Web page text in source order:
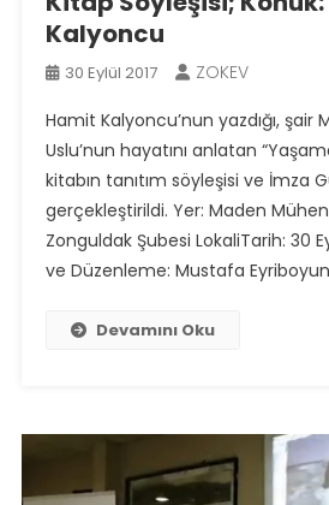
Kalyoncu
30 Eylül 2017
ZOKEV
Hamit Kalyoncu’nun yazdığı, şair
Uslu’nun hayatını anlatan
kitabın tanıtım söyleşisi ve İmza
gerçekleştirildi. Yer: Maden
Zonguldak Şubesi LokaliTarih: 30
ve Düzenleme: Mustafa Eyriboyun
Devamını Oku